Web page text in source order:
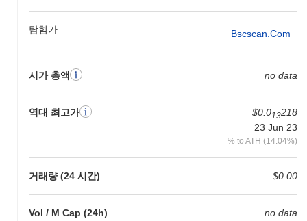
탐험가 Bscscan.com
시가 총액 no data
역대 최고가 $0.013218
23 Jun 23
% to ATH (14.04%)
거래량 (24 시간) $0.00
Vol / M Cap (24h) no data